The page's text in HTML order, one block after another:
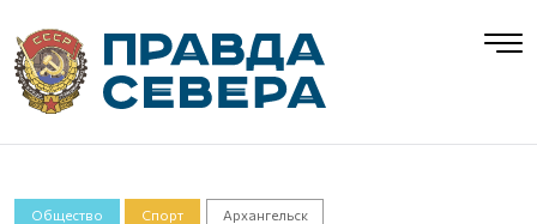
Общество Спорт Архангельск